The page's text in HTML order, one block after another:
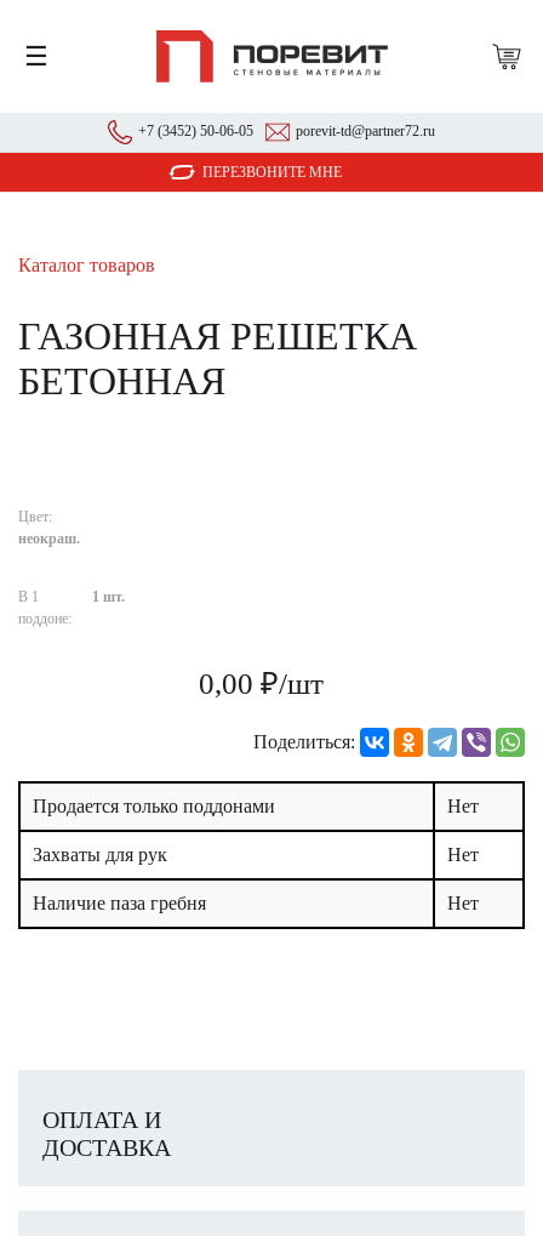
☰
+7 (3452) 50-06-05 porevit-td@partner72.ru
ПЕРЕЗВОНИТЕ МНЕ
Каталог товаров
ГАЗОННАЯ РЕШЕТКА
БЕТОННАЯ
Цвет:
неокраш.
В 1
поддоне:
1 шт.
0,00 ₽/шт
Поделиться:
Продается только поддонами Нет
Захваты для рук Нет
Наличие паза гребня Нет
ОПЛАТА И
ДОСТАВКА